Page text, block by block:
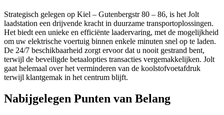
Strategisch gelegen op Kiel – Gutenbergstr 80 – 86, is het Jolt
laadstation een drijvende kracht in duurzame transportoplossingen.
Het biedt een unieke en efficiënte laadervaring, met de mogelijkheid
om uw elektrische voertuig binnen enkele minuten snel op te laden.
De 24/7 beschikbaarheid zorgt ervoor dat u nooit gestrand bent,
terwijl de beveiligde betaalopties transacties vergemakkelijken. Jolt
gaat helemaal over het verminderen van de koolstofvoetafdruk
terwijl klantgemak in het centrum blijft.
Nabijgelegen Punten van Belang